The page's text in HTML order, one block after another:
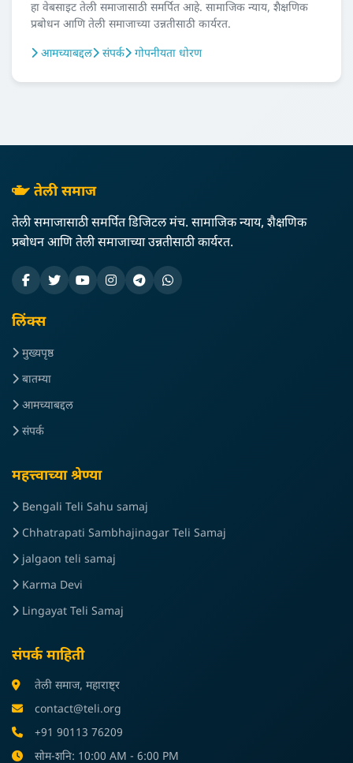
हा वेबसाइट तेली समाजासाठी समर्पित आहे. सामाजिक न्याय, शैक्षणिक
प्रबोधन आणि तेली समाजाच्या उन्नतीसाठी कार्यरत.
आमच्याबद्दल
संपर्क गोपनीयता धोरण
तेली समाज
तेली समाजासाठी समर्पित डिजिटल मंच. सामाजिक न्याय, शैक्षणिक
प्रबोधन आणि तेली समाजाच्या उन्नतीसाठी कार्यरत.
लिंक्स
मुख्यपृष्ठ
बातम्या
आमच्याबद्दल
संपर्क
महत्त्वाच्या श्रेण्या
Bengali Teli Sahu samaj
Chhatrapati Sambhajinagar Teli Samaj
jalgaon teli samaj
Karma Devi
Lingayat Teli Samaj
संपर्क माहिती
तेली समाज, महाराष्ट्र
contact@teli.org
+91 90113 76209
सोम-शनि: 10:00 AM - 6:00 PM